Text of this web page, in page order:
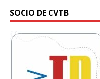
SOCIO DE CVTB